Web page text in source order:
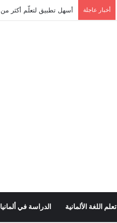
أخبار عاجلة أسهل تطبيق لتعلّم أكثر من 160 ألف فعل بالألمانية
تعلم اللغة الألمانية الدراسة في ألمانيا